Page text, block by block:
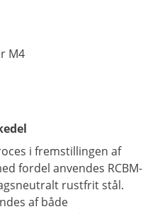
M4
i fremstillingen af
fordel anvendes RCBM-
rustfrit stål.
af både